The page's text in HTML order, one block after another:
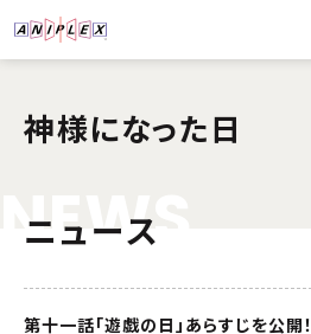
神様になった日
NEWS
ニュース
第十一話「遊戯の日」あらすじを公開！